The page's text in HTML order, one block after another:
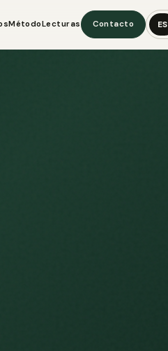
MétodoLecturas Contacto ES